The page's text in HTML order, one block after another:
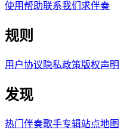
使用帮助联系我们 求伴奏
规则
用户协议 隐私政策版权声明
发现
热门伴奏歌手专辑站点地图